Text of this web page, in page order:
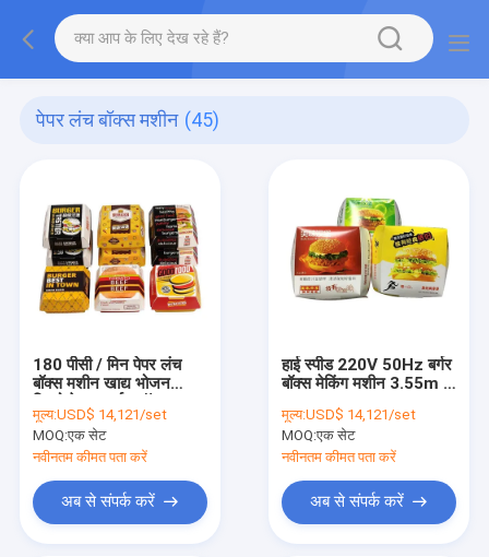
पेपर लंच बॉक्स मशीन (45)
180 पीसी / मिन पेपर लंच
बॉक्स मशीन खाद्य भोजन
इरेक्टर
मूल्य:USD$ 14,121/set
MOQ:एक सेट
नवीनतम कीमत पता करें
अब से संपर्क करें
हाई स्पीड 220V 50Hz बर्गर
बॉक्स मेकिंग मशीन 3.55m *
मूल्य:USD$ 14,121/set
MOQ:एक सेट
नवीनतम कीमत पता करें
अब से संपर्क करें